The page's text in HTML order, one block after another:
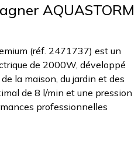
AQUASTORM
(réf. 2471737) est un
de 2000W, développé
la maison, du jardin et des
de 8 l/min et une pression
professionnelles